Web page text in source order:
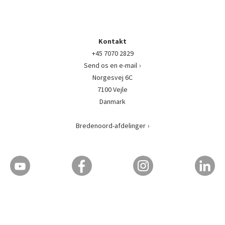
Kontakt
+45 7070 2829
Send os en e-mail
Norgesvej 6C
7100 Vejle
Danmark
Bredenoord-afdelinger